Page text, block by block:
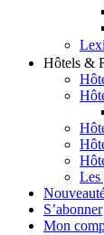
Hôtels &
Les
S’abonner
Mon